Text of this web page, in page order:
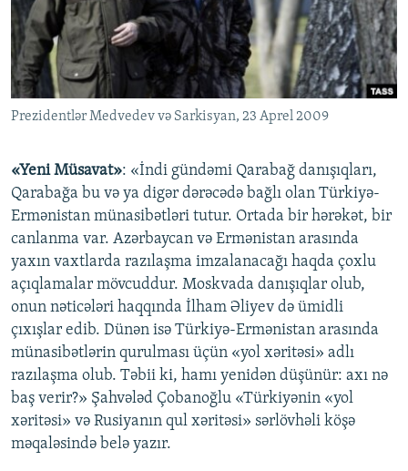
İNFOQRAFIKA
KARIKATURA
AZƏRBAYCAN ƏDƏBIYYATI KITABXANASI
İSLAM VƏ DEMOKRATIYA
İZ - MƏDƏNIYYƏT PROQRAMI
MISSIYAMIZ
PEŞƏ ETIKASI VƏ JURNALISTIKA STANDARTLARIMIZ
MATERIALLARIMIZDAN ISTIFADƏ
AZADLIQRADIOSU MOBIL TELEFONUNUZDA
XƏBƏR BÜLLETENLƏRIMIZ
BIZI IZLƏ
RFE/RL-in bütün saytları
Prezidentlər Medvedev və Sarkisyan, 23 Aprel 2009
«Yeni Müsavat»: «İndi gündəmi Qarabağ danışıqları,
Qarabağa bu və ya digər dərəcədə bağlı olan Türkiyə-
Ermənistan münasibətləri tutur. Ortada bir hərəkət, bir
canlanma var. Azərbaycan və Ermənistan arasında
yaxın vaxtlarda razılaşma imzalanacağı haqda çoxlu
açıqlamalar mövcuddur. Moskvada danışıqlar olub,
onun nəticələri haqqında İlham Əliyev də ümidli
çıxışlar edib. Dünən isə Türkiyə-Ermənistan arasında
münasibətlərin qurulması üçün «yol xəritəsi» adlı
razılaşma olub. Təbii ki, hamı yenidən düşünür: axı nə
baş verir?» Şahvələd Çobanoğlu «Türkiyənin «yol
xəritəsi» və Rusiyanın qul xəritəsi» sərlövhəli köşə
məqaləsində belə yazır.